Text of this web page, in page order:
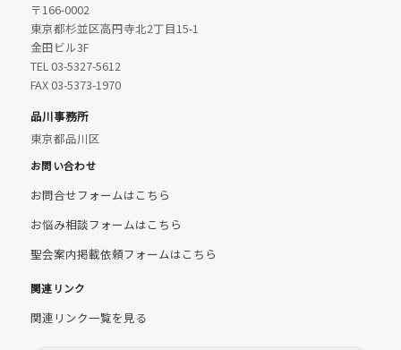
〒166-0002
東京都杉並区高円寺北2丁目15-1
金田ビル3F
TEL 03-5327-5612
FAX 03-5373-1970
品川事務所
東京都品川区
お問い合わせ
お問合せフォームはこちら
お悩み相談フォームはこちら
聖会案内掲載依頼フォームはこちら
関連リンク
関連リンク一覧を見る